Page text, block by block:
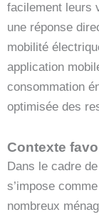
facilement leurs
une réponse
mobilité
application
consommation
optimisée des
Contexte
Dans le cadre
s’impose
nombreux